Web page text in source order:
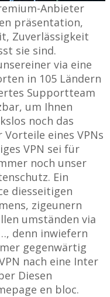
Anbieter
präsentation,
Zuverlässigkeit
sie sind.
via eine
in 105 Ländern
Supportteam
um Ihnen
noch das
eines VPNs
VPN sei für
noch unser
Ein
diesseitigen
zigeunern
umständen via
denn inwiefern
gegenwärtig
nach eine Inter
Diesen
en bloc.